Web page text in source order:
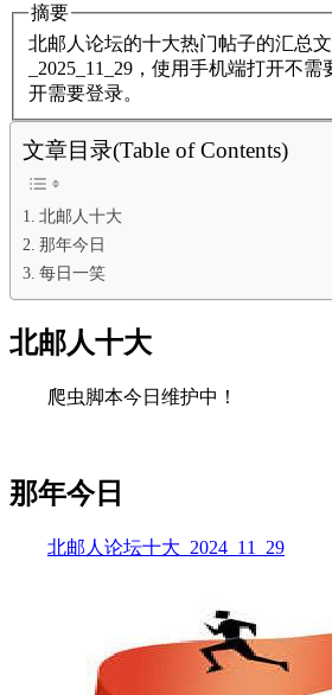
摘要
北邮人论坛的十大热门帖子的汇总
_2025_11_29，使用手机端打开不
开需要登录。
文章目录(Table of Contents)
北邮人十大
那年今日
每日一笑
北邮人十大
爬虫脚本今日维护中！
那年今日
北邮人论坛十大_2024_11_29